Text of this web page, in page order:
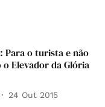
Para o turista e não
o Elevador da Glória
24 Out 2015